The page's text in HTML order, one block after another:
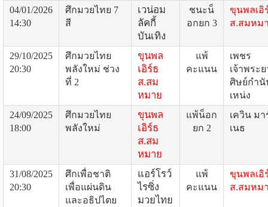
04/01/2026
14:30
ศึกมวยไทย 7
สี
เวน่อม
ลัคกี้
บันเทิง
ชนะน็
อกยก 3
ขุนพลเอิ
ส.สมหม
29/10/2025
20:30
ศึกมวยไทย
พลังใหม่ ช่วง
ที่ 2
ขุนพล
เอิร์ธ
ส.สม
หมาย
แพ้
คะแนน
เพชร
เจ้าพระย
ศิษย์กำนั
เหน่ง
24/09/2025
18:00
ศึกมวยไทย
พลังใหม่
ขุนพล
เอิร์ธ
ส.สม
หมาย
แพ้น็อก
ยก 2
เควิน มา
เนธ
31/08/2025
20:30
ศึกเพื่อชาติ
เพื่อแผ่นดิน
และอธิปไตย
แอร์โรว์
ไรซิ่ง
มวยไทย
แพ้
คะแนน
ขุนพลเอิ
ส.สมหม